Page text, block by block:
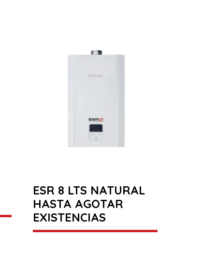
ESR 8 LTS NATURAL
HASTA AGOTAR
EXISTENCIAS